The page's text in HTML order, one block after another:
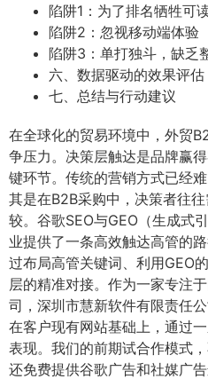
陷阱1：为了排名牺牲可
陷阱2：忽视移动端体验
陷阱3：单打独斗，缺乏
六、数据驱动的效果评估
七、总结与行动建议
在全球化的贸易环境中，外贸
争压力。决策层触达是品牌赢
键环节。传统的营销方式已经
其是在B2B采购中，决策者往
较。谷歌SEO与GEO（生成式
业提供了一条高效触达高管的
过布局高管关键词、利用GEO
层的精准对接。作为一家专注
司，深圳市慧新软件有限责任
在客户现有网站基础上，通过
表现。我们的前期试合作模式
还免费提供谷歌广告和社媒广